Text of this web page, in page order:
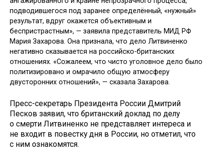
подводившегося под заранее определённый, «нужный»
результат, вдруг окажется объективным и
беспристрастным», — заявила представитель МИД РФ
Мария Захарова. Она признала, что дело Литвиненко
негативно сказывается на российско-британских
отношениях. «Сожалеем, что чисто уголовное дело было
политизировано и омрачило общую атмосферу
двусторонних отношений», — сказала Захарова.
Пресс-секретарь Президента России Дмитрий
Песков заявил, что британский доклад по делу
о смерти Литвиненко не представляет интереса и
не входит в повестку дня в России, но отметил, что
с ним ознакомятся.